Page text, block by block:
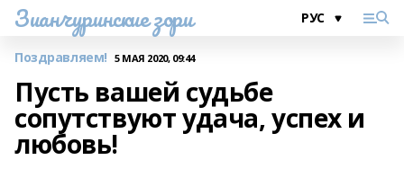
Зианчуринские зори
Поздравляем! 5 МАЯ 2020, 09:44
Пусть вашей судьбе
сопутствуют удача, успех и
любовь!